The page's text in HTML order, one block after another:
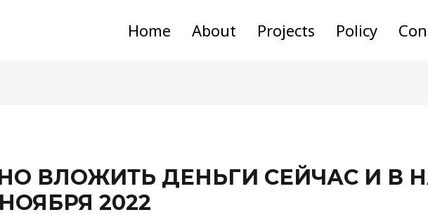
Home About Projects Policy
ВЛОЖИТЬ ДЕНЬГИ СЕЙЧАС И В
2022